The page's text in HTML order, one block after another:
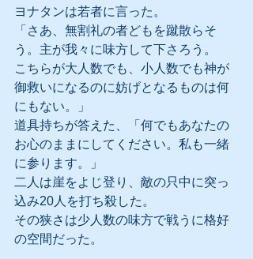
ヨナタンは若者に言った。
「さあ、無割礼の者どもを蹴散らそ
う。主が我々に味方して下さろう。
こちらが大人数でも、小人数でも神が
御救いになるのに妨げとなるものは何
にもない。」
道具持ちが答えた、「何でもあなたの
お心のままにしてください。私も一緒
に参ります。」
二人は崖をよじ登り、敵の只中に突っ
込み20人を打ち殺した。
その狭さは少人数の味方で戦うに格好
の空間だった。